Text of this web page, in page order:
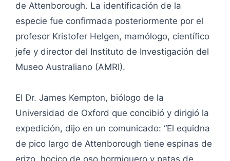
de Attenborough. La identificación de la
especie fue confirmada posteriormente por el
profesor Kristofer Helgen, mamólogo, científico
jefe y director del Instituto de Investigación del
Museo Australiano (AMRI).
El Dr. James Kempton, biólogo de la
Universidad de Oxford que concibió y dirigió la
expedición, dijo en un comunicado: “El equidna
de pico largo de Attenborough tiene espinas de